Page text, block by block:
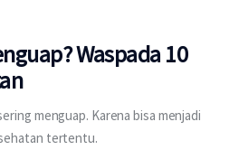
Waspada 10
menguap. Karena bisa menjadi
tertentu.